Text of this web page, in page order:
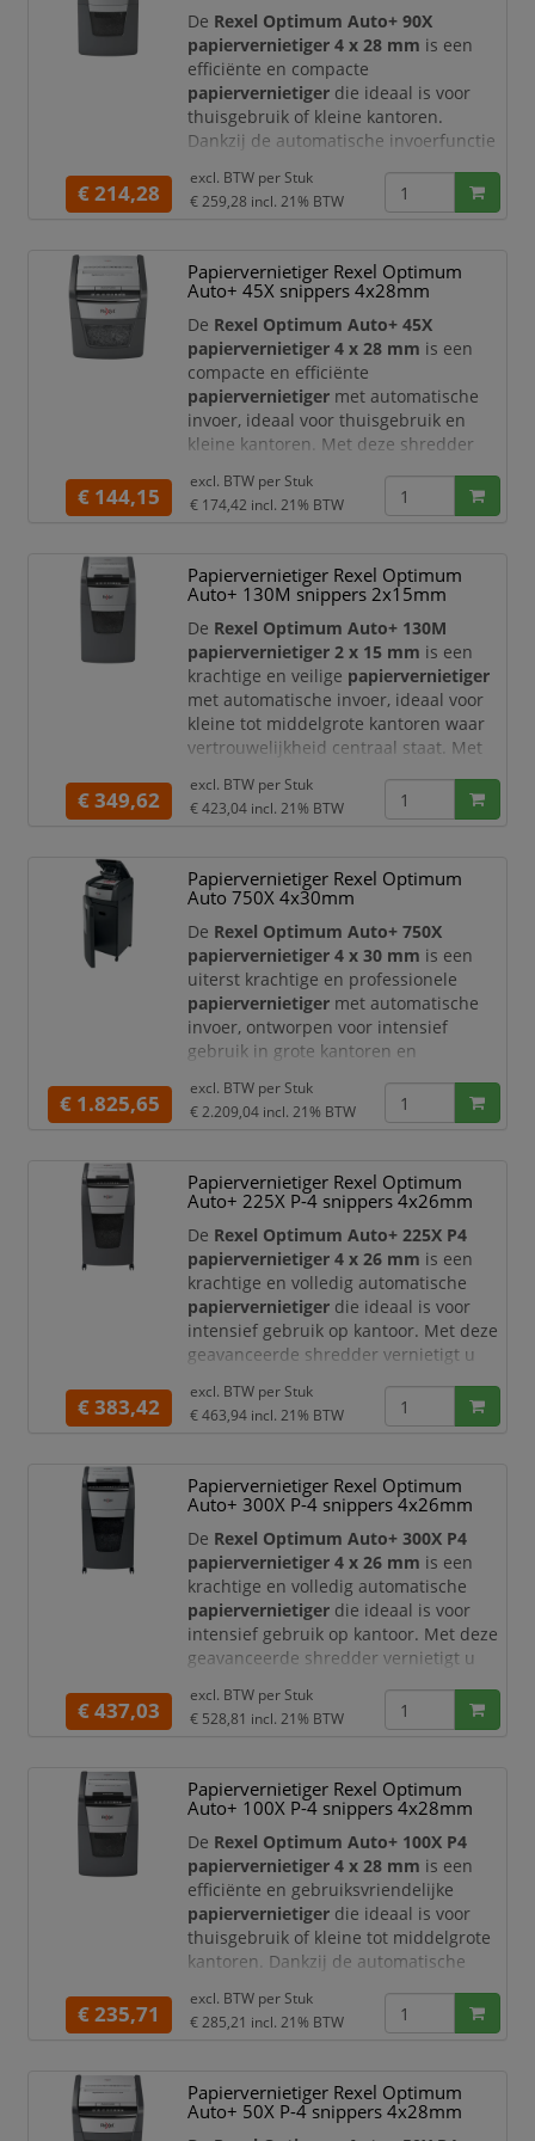
beschikt over eenveiligheidsniveau
DIN P-4, wat zorgt
De Rexel Optimum Auto+ 90X
papiervernietiger 4 x 28 mm is een
efficiënte en compacte
papiervernietiger die ideaal is voor
thuisgebruik of kleine kantoren.
Dankzij de automatische invoerfunctie
zonder handmatige inspanning.
mm)en beschikt over een
veiligheidsniveau DIN P-4. Dit zorgt
voor een goede bescherming van
vertrouwelijke informat
€ 214,28
excl. BTW per Stuk
€ 259,28 incl. 21% BTW
Papiervernietiger Rexel Optimum
Auto+ 45X snippers 4x28mm
De Rexel Optimum Auto+ 45X
papiervernietiger 4 x 28 mm is een
compacte en efficiënte
papiervernietiger met automatische
invoer, ideaal voor thuisgebruik en
kleine kantoren. Met deze shredder
snel en volledig handsfree.
mm)en beschikt over een
veiligheidsniveau DIN P-4, wat zorgt
voor een goede bescherming van
gevoelige informatie
€ 144,15
excl. BTW per Stuk
€ 174,42 incl. 21% BTW
Papiervernietiger Rexel Optimum
Auto+ 130M snippers 2x15mm
De Rexel Optimum Auto+ 130M
papiervernietiger 2 x 15 mm is een
krachtige en veilige papiervernietiger
met automatische invoer, ideaal voor
kleine tot middelgrote kantoren waar
vertrouwelijkheid centraal staat. Met
documenten snel, efficiënt en volledig
handsfree.
van eenmicro-cut snijtechniek (2 x 15
mm) en beschikt over een
veiligheidsniveau DIN P-5, wat zorgt
voor een zeer hoog
€ 349,62
excl. BTW per Stuk
€ 423,04 incl. 21% BTW
Papiervernietiger Rexel Optimum
Auto 750X 4x30mm
De Rexel Optimum Auto+ 750X
papiervernietiger 4 x 30 mm is een
uiterst krachtige en professionele
papiervernietiger met automatische
invoer, ontworpen voor intensief
gebruik in grote kantoren en
hoogwaardige shredder vernietigt u
zeer grote hoeveelheden documenten
Deze papiervernietiger werkt met een
cross-cut snijtechniek (4 x 30 mm)en
beschikt over eenveiligheidsniveau
DIN P-4,
€ 1.825,65
excl. BTW per Stuk
€ 2.209,04 incl. 21% BTW
Papiervernietiger Rexel Optimum
Auto+ 225X P-4 snippers 4x26mm
De Rexel Optimum Auto+ 225X P4
papiervernietiger 4 x 26 mm is een
krachtige en volledig automatische
papiervernietiger die ideaal is voor
intensief gebruik op kantoor. Met deze
geavanceerde shredder vernietigt u
documenten snel, efficiënt en met een
hoog beveiligingsniveau.
cross-cut snijtechniek (4 x 26 mm)
heeft eenveiligheidsniveau DIN P-4
wat zorgt voor een uitstek
€ 383,42
excl. BTW per Stuk
€ 463,94 incl. 21% BTW
Papiervernietiger Rexel Optimum
Auto+ 300X P-4 snippers 4x26mm
De Rexel Optimum Auto+ 300X P4
papiervernietiger 4 x 26 mm is een
krachtige en volledig automatische
papiervernietiger die ideaal is voor
intensief gebruik op kantoor. Met deze
geavanceerde shredder vernietigt u
veilig en zonder handmatige
inspanning.
cross-cut snijtechniek (4 x 26 mm)
heeft eenveiligheidsniveau DIN P-4
wat zorgt voor een uitstekende
bescherming van
€ 437,03
excl. BTW per Stuk
€ 528,81 incl. 21% BTW
Papiervernietiger Rexel Optimum
Auto+ 100X P-4 snippers 4x28mm
De Rexel Optimum Auto+ 100X P4
papiervernietiger 4 x 28 mm is een
efficiënte en gebruiksvriendelijke
papiervernietiger die ideaal is voor
thuisgebruik of kleine tot middelgrote
kantoren. Dankzij de automatische
verwerkt u documenten moeiteloos.
heeft eenveiligheidsniveau DIN P-4
wat zorgt voor een goede bescherming
€ 235,71
excl. BTW per Stuk
€ 285,21 incl. 21% BTW
Papiervernietiger Rexel Optimum
Auto+ 50X P-4 snippers 4x28mm